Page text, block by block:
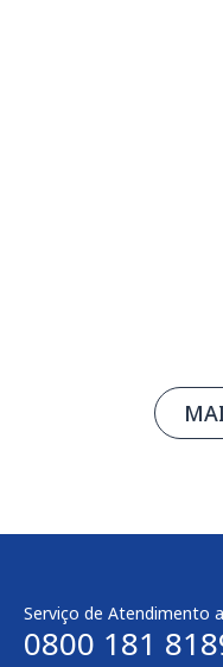
Serviço de Atendimento
0800 181